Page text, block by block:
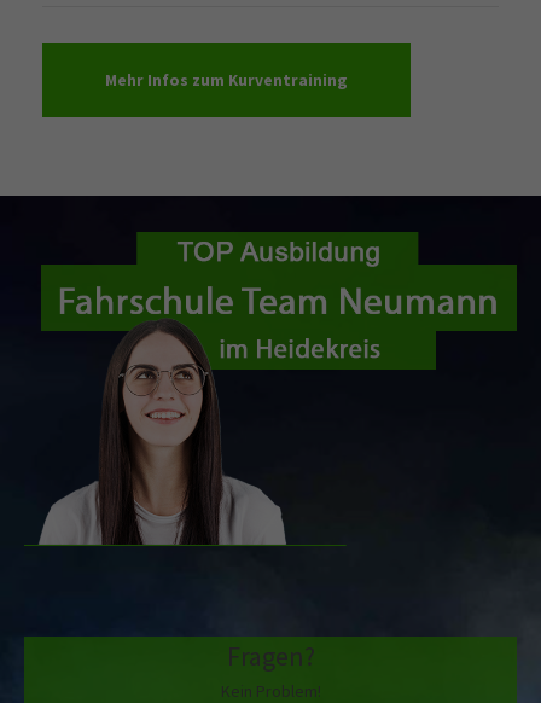
Mehr Infos zum Kurventraining
Fragen?
Kein Problem!